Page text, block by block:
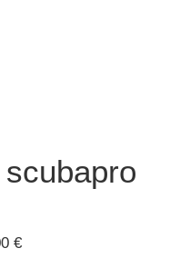
€